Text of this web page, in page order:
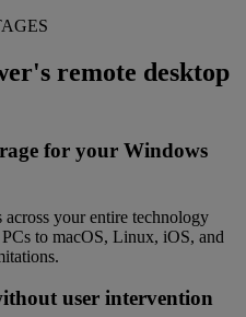
remote desktop
for your Windows
your entire technology
to macOS, Linux, iOS, and
user intervention